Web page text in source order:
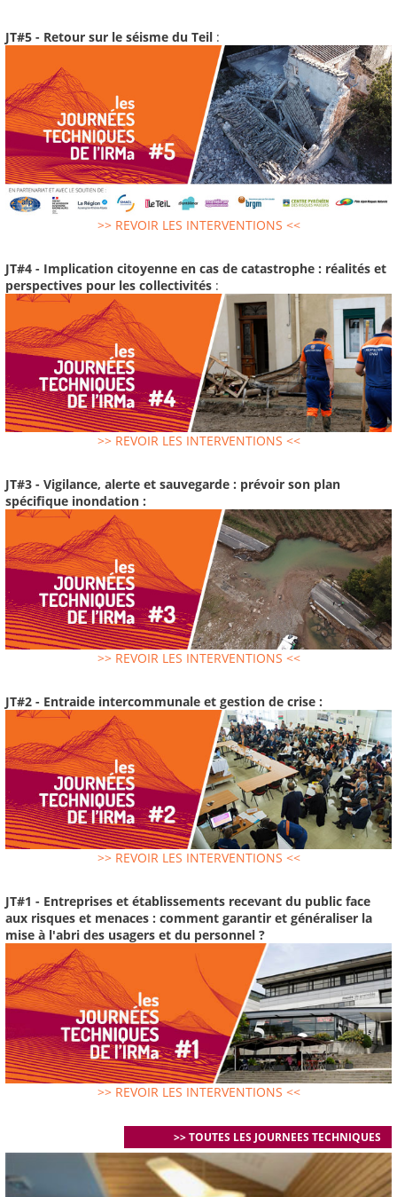
JT#5 - Retour sur le séisme du Teil :
>> REVOIR LES INTERVENTIONS <<
JT#4 - Implication citoyenne en cas de catastrophe : réalités et
perspectives pour les collectivités :
>> REVOIR LES INTERVENTIONS <<
JT#3 - Vigilance, alerte et sauvegarde : prévoir son plan
spécifique inondation :
>> REVOIR LES INTERVENTIONS <<
JT#2 - Entraide intercommunale et gestion de crise :
>> REVOIR LES INTERVENTIONS <<
JT#1 - Entreprises et établissements recevant du public face
aux risques et menaces : comment garantir et généraliser la
mise à l'abri des usagers et du personnel ?
>> REVOIR LES INTERVENTIONS <<
>> TOUTES LES JOURNEES TECHNIQUES